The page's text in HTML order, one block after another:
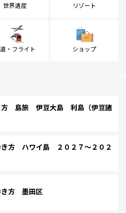
世界遺産 リゾート
・フライト ショップ
方 島旅 伊豆大島 利島（伊豆諸
方 ハワイ島 ２０２７～２０２
方 墨田区